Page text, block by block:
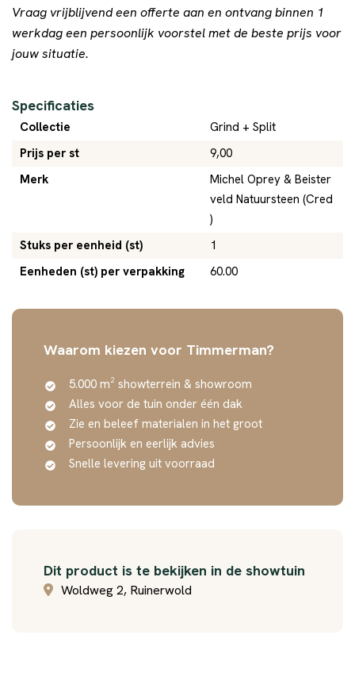
Vraag vrijblijvend een offerte aan en ontvang binnen 1
werkdag een persoonlijk voorstel met de beste prijs voor
jouw situatie.
Specificaties
Collectie
Grind + Split
Prijs per st
9,00
Merk
Michel Oprey & Beister
veld Natuursteen (Cred
)
Stuks per eenheid (st)
1
Eenheden (st) per verpakking
60.00
Waarom kiezen voor Timmerman?
5.000 m² showterrein & showroom
Alles voor de tuin onder één dak
Zie en beleef materialen in het groot
Persoonlijk en eerlijk advies
Snelle levering uit voorraad
Dit product is te bekijken in de showtuin
Woldweg 2, Ruinerwold